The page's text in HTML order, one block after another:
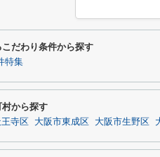
だわり条件から探す
特集
から探す
寺区 大阪市東成区 大阪市生野区